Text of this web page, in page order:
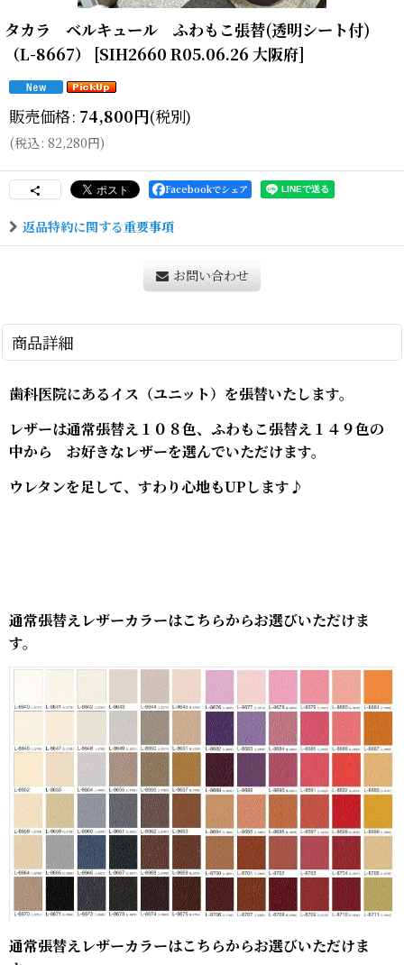
タカラ ベルキュール ふわもこ張替(透明シート付)
（L-8667）
[SIH2660 R05.06.26 大阪府]
販売価格: 74,800円(税別)
(税込: 82,280円)
Facebookでシェア
返品特約に関する重要事項
お問い合わせ
商品詳細
歯科医院にあるイス（ユニット）を張替いたします。
レザーは通常張替え１０８色、ふわもこ張替え１４９色の
中から お好きなレザーを選んでいただけます。
ウレタンを足して、すわり心地もUPします♪
通常張替えレザーカラーはこちらからお選びいただけま
す。
通常張替えレザーカラーはこちらからお選びいただけま